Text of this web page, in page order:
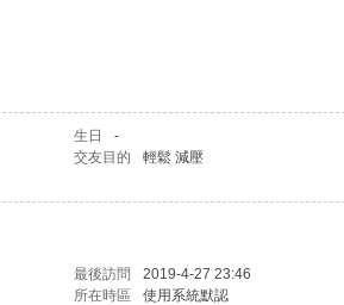
生日
-
交友目的
輕鬆 減壓
最後訪問
2019-4-27 23:46
所在時區 使用系統默認